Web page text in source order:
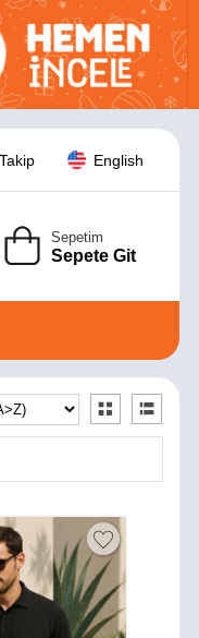
English
Sepetim
Sepete Git